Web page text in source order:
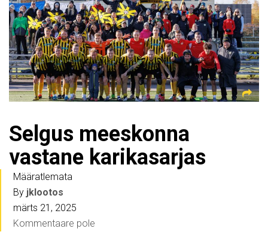
Selgus meeskonna
vastane karikasarjas
Määratlemata
By jklootos
märts 21, 2025
Kommentaare pole